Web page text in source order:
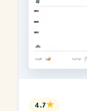
★
4.7